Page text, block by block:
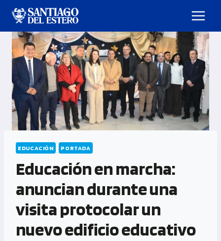
EDUCACIÓN PORTADA
Educación en marcha:
anuncian durante una
visita protocolar un
nuevo edificio educativo